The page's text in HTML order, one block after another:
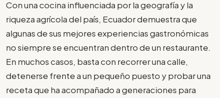
Con una cocina influenciada por la geografía y la
riqueza agrícola del país, Ecuador demuestra que
algunas de sus mejores experiencias gastronómicas
no siempre se encuentran dentro de un restaurante.
En muchos casos, basta con recorrer una calle,
detenerse frente a un pequeño puesto y probar una
receta que ha acompañado a generaciones para